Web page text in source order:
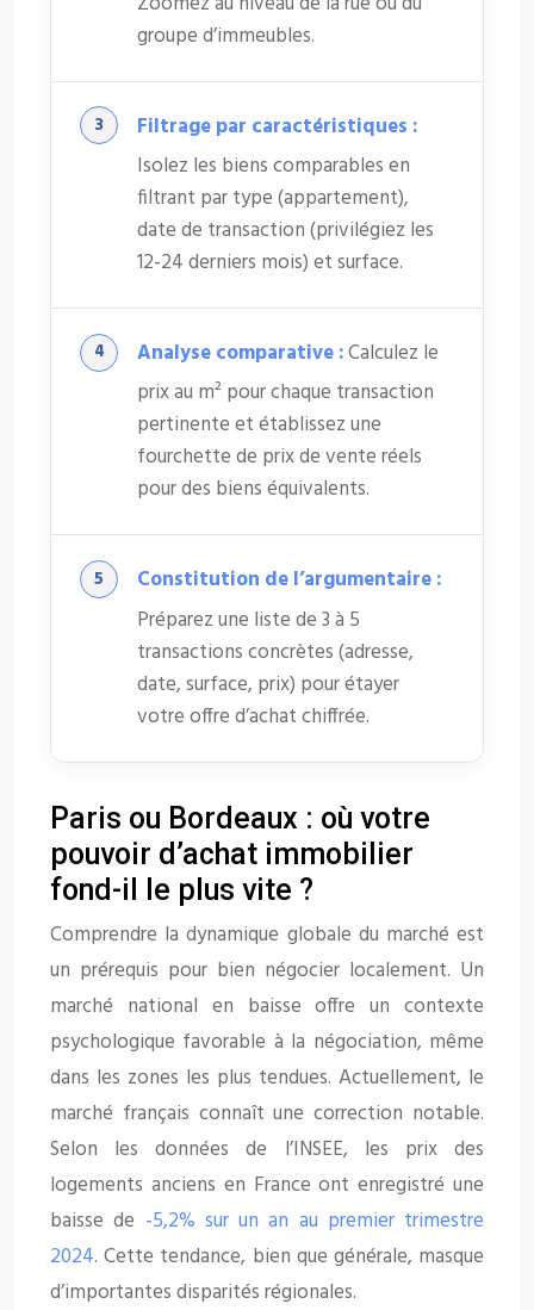
groupe d’immeubles.
Filtrage par caractéristiques :
Isolez les biens comparables en
filtrant par type (appartement),
date de transaction (privilégiez les
12-24 derniers mois) et surface.
Analyse comparative :Calculez le
prix au m² pour chaque transaction
pertinente et établissez une
fourchette de prix de vente réels
pour des biens équivalents.
Constitution de l’argumentaire :
Préparez une liste de 3 à 5
transactions concrètes (adresse,
date, surface, prix) pour étayer
votre offre d’achat chiffrée.
Paris ou Bordeaux : où votre
pouvoir d’achat immobilier
fond-il le plus vite ?
Comprendre la dynamique globale du marché est
un prérequis pour bien négocier localement. Un
marché national en baisse offre un contexte
psychologique favorable à la négociation, même
dans les zones les plus tendues. Actuellement, le
marché français connaît une correction notable.
Selon les données de l’INSEE, les prix des
logements anciens en France ont enregistré une
baisse de -5,2% sur un an au premier trimestre
2024. Cette tendance, bien que générale, masque
d’importantes disparités régionales.